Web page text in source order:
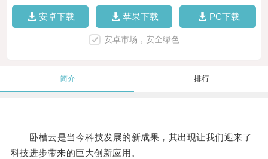
安卓下载 苹果下载 PC下载
安卓市场，安全绿色
简介 排行
卧槽云是当今科技发展的新成果，其出现让我们迎来了
科技进步带来的巨大创新应用。